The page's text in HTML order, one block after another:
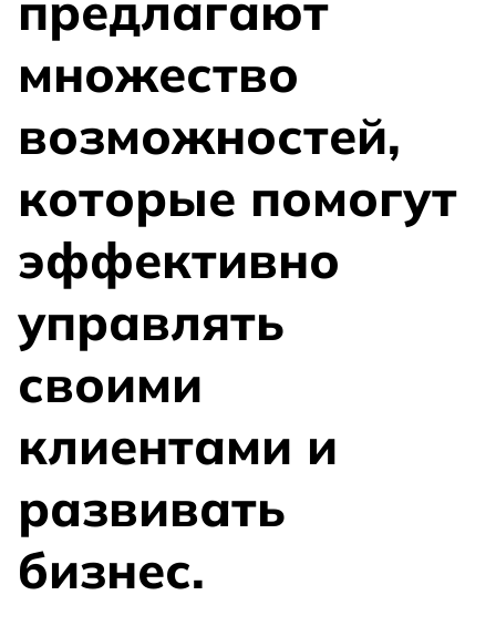
множество
возможностей,
которые помогут
эффективно
управлять
своими
клиентами и
развивать
бизнес.